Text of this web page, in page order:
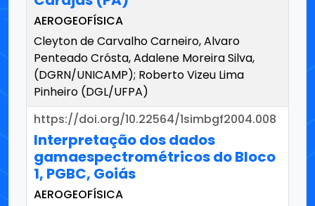
AEROGEOFÍSICA
Cleyton de Carvalho Carneiro, Alvaro
Penteado Crósta, Adalene Moreira Silva,
(DGRN/UNICAMP); Roberto Vizeu Lima
Pinheiro (DGL/UFPA)
https://doi.org/10.22564/1simbgf2004.008
Interpretação dos dados
gamaespectrométricos do Bloco
1, PGBC, Goiás
AEROGEOFÍSICA